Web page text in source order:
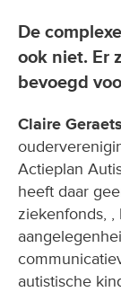
De
ook niet. Er
bevoegd
Claire
Actieplan
heeft daar
ziekenfonds,
autistische